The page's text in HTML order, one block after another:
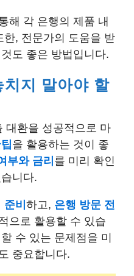
해 각 은행의 제품 내
, 전문가의 도움을 받
도 좋은 방법입니다.
지 말아야 할
대환을 성공적으로 마
을 활용하는 것이 좋
부와 금리 를 미리 확인
니다.
비 하고, 은행 방문 전
으로 활용할 수 있습
수 있는 문제점을 미
중요합니다.